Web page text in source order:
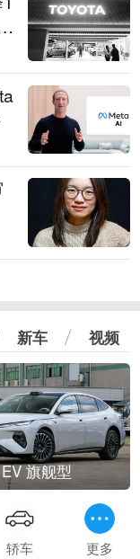
新车 视频
旗舰型
轿车 更多